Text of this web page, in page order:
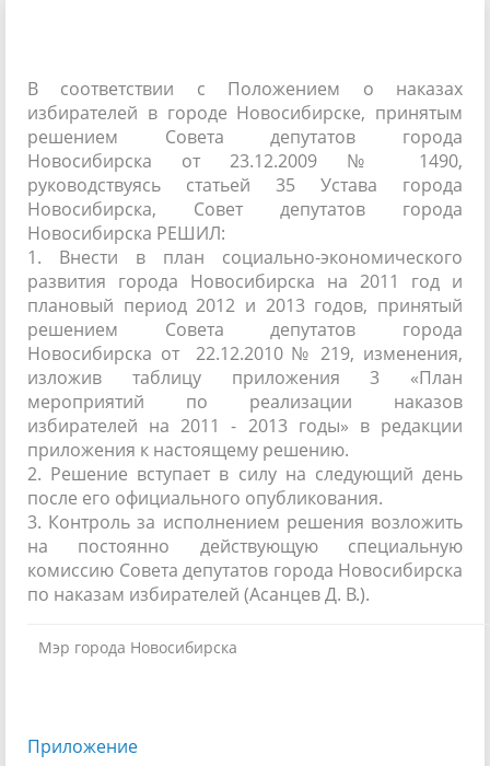
В соответствии с Положением о наказах
избирателей в городе Новосибирске, принятым
решением Совета депутатов города
Новосибирска от 23.12.2009 № 1490,
руководствуясь статьей 35 Устава города
Новосибирска, Совет депутатов города
Новосибирска РЕШИЛ:
1. Внести в план социально-экономического
развития города Новосибирска на 2011 год и
плановый период 2012 и 2013 годов, принятый
решением Совета депутатов города
Новосибирска от 22.12.2010 № 219, изменения,
изложив таблицу приложения 3 «План
мероприятий по реализации наказов
избирателей на 2011 - 2013 годы» в редакции
приложения к настоящему решению.
2. Решение вступает в силу на следующий день
после его официального опубликования.
3. Контроль за исполнением решения возложить
на постоянно действующую специальную
комиссию Совета депутатов города Новосибирска
по наказам избирателей (Асанцев Д. В.).
Мэр города Новосибирска
Приложение